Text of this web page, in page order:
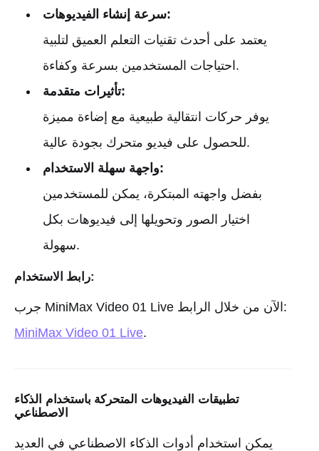
سرعة إنشاء الفيديوهات:
يعتمد على أحدث تقنيات التعلم العميق لتلبية
احتياجات المستخدمين بسرعة وكفاءة.
تأثيرات متقدمة:
يوفر حركات انتقالية طبيعية مع إضاءة مميزة
للحصول على فيديو متحرك بجودة عالية.
واجهة سهلة الاستخدام:
بفضل واجهته المبتكرة، يمكن للمستخدمين
اختيار الصور وتحويلها إلى فيديوهات بكل
سهولة.
رابط الاستخدام:
جرب MiniMax Video 01 Live الآن من خلال الرابط:
MiniMax Video 01 Live.
تطبيقات الفيديوهات المتحركة باستخدام الذكاء
الاصطناعي
يمكن استخدام أدوات الذكاء الاصطناعي في العديد